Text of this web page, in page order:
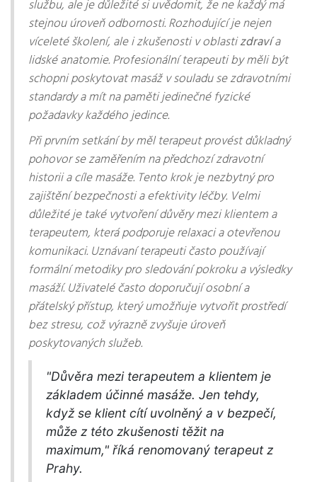
službu, ale je důležité si uvědomit, že ne každý má
stejnou úroveň odbornosti. Rozhodující je nejen
víceleté školení, ale i zkušenosti v oblastizdravía
lidské anatomie. Profesionální terapeuti by měli být
schopni poskytovat masáž v souladu se zdravotními
standardy a mít na paměti jedinečné fyzické
požadavky každého jedince.
Při prvním setkání by měl terapeut provést důkladný
pohovor se zaměřením na předchozí zdravotní
historii a cíle masáže. Tento krok je nezbytný pro
zajištění bezpečnosti a efektivity léčby. Velmi
důležité je také vytvoření důvěry mezi klientem a
terapeutem, která podporuje relaxaci a otevřenou
komunikaci. Uznávaní terapeuti často používají
formální metodiky pro sledování pokroku a výsledky
masáží. Uživatelé často doporučují osobní a
přátelský přístup, který umožňuje vytvořit prostředí
bez stresu, což výrazně zvyšuje úroveň
poskytovaných služeb.
"Důvěra mezi terapeutem a klientem je
základem účinné masáže. Jen tehdy,
když se klient cítí uvolněný a v bezpečí,
může z této zkušenosti těžit na
maximum," říká renomovaný terapeut z
Prahy.